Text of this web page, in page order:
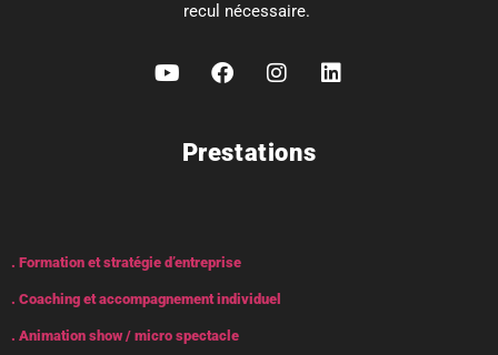
recul nécessaire.
Prestations
. Formation et stratégie d’entreprise
. Coaching et accompagnement individuel
. Animation show / micro spectacle